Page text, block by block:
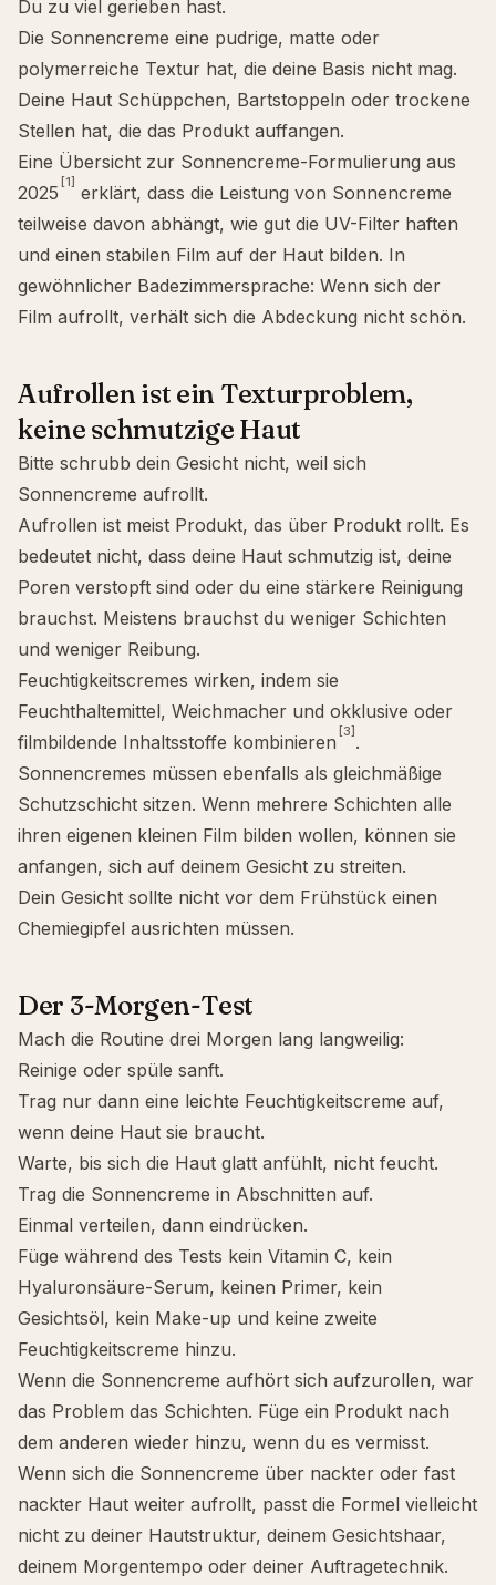
Du zu viel gerieben hast.
Die Sonnencreme eine pudrige, matte oder
polymerreiche Textur hat, die deine Basis nicht mag.
Deine Haut Schüppchen, Bartstoppeln oder trockene
Stellen hat, die das Produkt auffangen.
Eine Übersicht zur Sonnencreme-Formulierung aus
2025 [1] erklärt, dass die Leistung von Sonnencreme
teilweise davon abhängt, wie gut die UV-Filter haften
und einen stabilen Film auf der Haut bilden. In
gewöhnlicher Badezimmersprache: Wenn sich der
Film aufrollt, verhält sich die Abdeckung nicht schön.
Aufrollen ist ein Texturproblem,
keine schmutzige Haut
Bitte schrubb dein Gesicht nicht, weil sich
Sonnencreme aufrollt.
Aufrollen ist meist Produkt, das über Produkt rollt. Es
bedeutet nicht, dass deine Haut schmutzig ist, deine
Poren verstopft sind oder du eine stärkere Reinigung
brauchst. Meistens brauchst du weniger Schichten
und weniger Reibung.
Feuchtigkeitscremes wirken, indem sie
Feuchthaltemittel, Weichmacher und okklusive oder
filmbildende Inhaltsstoffe kombinieren [3] .
Sonnencremes müssen ebenfalls als gleichmäßige
Schutzschicht sitzen. Wenn mehrere Schichten alle
ihren eigenen kleinen Film bilden wollen, können sie
anfangen, sich auf deinem Gesicht zu streiten.
Dein Gesicht sollte nicht vor dem Frühstück einen
Chemiegipfel ausrichten müssen.
Der 3-Morgen-Test
Mach die Routine drei Morgen lang langweilig:
Reinige oder spüle sanft.
Trag nur dann eine leichte Feuchtigkeitscreme auf,
wenn deine Haut sie braucht.
Warte, bis sich die Haut glatt anfühlt, nicht feucht.
Trag die Sonnencreme in Abschnitten auf.
Einmal verteilen, dann eindrücken.
Füge während des Tests kein Vitamin C, kein
Hyaluronsäure-Serum, keinen Primer, kein
Gesichtsöl, kein Make-up und keine zweite
Feuchtigkeitscreme hinzu.
Wenn die Sonnencreme aufhört sich aufzurollen, war
das Problem das Schichten. Füge ein Produkt nach
dem anderen wieder hinzu, wenn du es vermisst.
Wenn sich die Sonnencreme über nackter oder fast
nackter Haut weiter aufrollt, passt die Formel vielleicht
nicht zu deiner Hautstruktur, deinem Gesichtshaar,
deinem Morgentempo oder deiner Auftragetechnik.